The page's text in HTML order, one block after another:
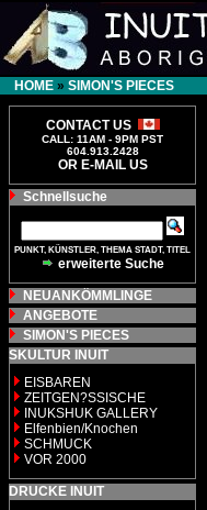
HOME » SIMON'S PIECES
CONTACT US
CALL: 11AM - 9PM PST
604.913.2428
OR E-MAIL US
Schnellsuche
PUNKT, KÜNSTLER, THEMA STADT, TITEL
erweiterte Suche
NEUANKÖMMLINGE
ANGEBOTE
SIMON'S PIECES
SKULTUR INUIT
EISBAREN
ZEITGEN?SSISCHE
INUKSHUK GALLERY
Elfenbien/Knochen
SCHMUCK
VOR 2000
DRUCKE INUIT